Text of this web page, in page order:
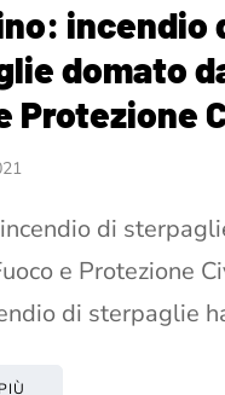
incendio
domato
Protezione
di
e Protezione
di sterpaglie